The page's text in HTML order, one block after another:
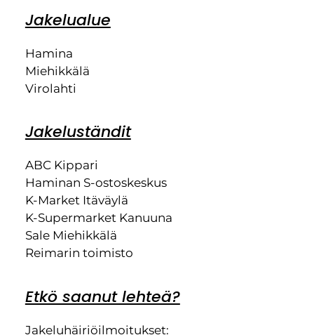
Jakelualue
Hamina
Miehikkälä
Virolahti
Jakeluständit
ABC Kippari
Haminan S-ostoskeskus
K-Market Itäväylä
K-Supermarket Kanuuna
Sale Miehikkälä
Reimarin toimisto
Etkö saanut lehteä?
Jakeluhäiriöilmoitukset: